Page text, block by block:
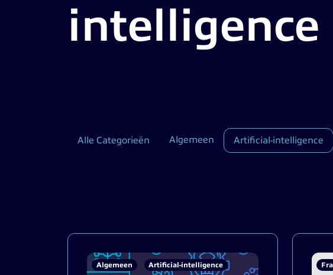
intelligence
Alle Categorieën Algemeen Artificial-intelligence
Algemeen Artificial-intelligence